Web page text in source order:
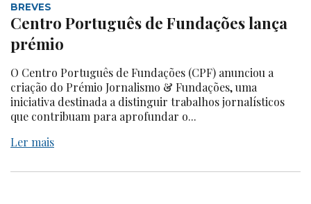
BREVES
Centro Português de Fundações lança
prémio
O Centro Português de Fundações (CPF) anunciou a
criação do Prémio Jornalismo & Fundações, uma
iniciativa destinada a distinguir trabalhos jornalísticos
que contribuam para aprofundar o...
Ler mais